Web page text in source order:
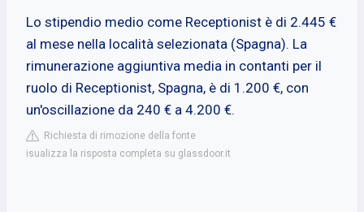
Lo stipendio medio come Receptionist è di 2.445 €
al mese nella località selezionata (Spagna). La
rimunerazione aggiuntiva media in contanti per il
ruolo di Receptionist, Spagna, è di 1.200 €, con
un'oscillazione da 240 € a 4.200 €.
Richiesta di rimozione della fonte
isualizza la risposta completa su glassdoor.it